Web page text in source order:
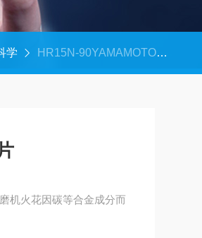
学 HR15N-90YAMAMOTO山本科学火花試験標準片
机火花因碳等合金成分而